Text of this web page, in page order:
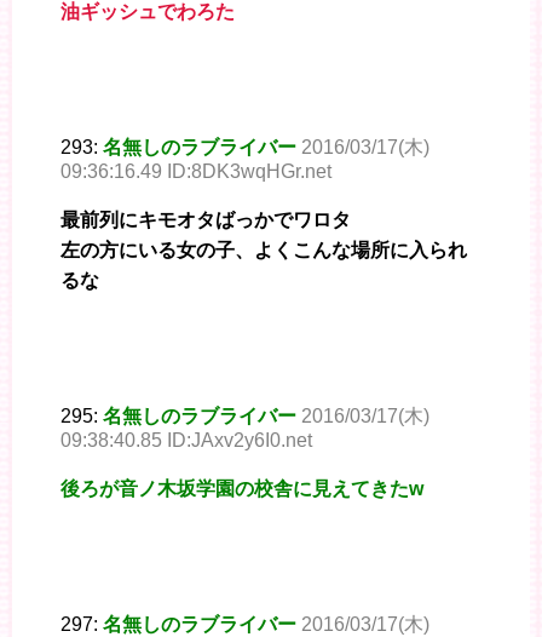
油ギッシュでわろた
293: 名無しのラブライバー 2016/03/17(木)
09:36:16.49 ID:8DK3wqHGr.net
最前列にキモオタばっかでワロタ
左の方にいる女の子、よくこんな場所に入られ
るな
295: 名無しのラブライバー 2016/03/17(木)
09:38:40.85 ID:JAxv2y6I0.net
後ろが音ノ木坂学園の校舎に見えてきたw
297: 名無しのラブライバー 2016/03/17(木)